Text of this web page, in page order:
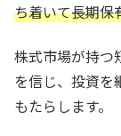
ち着いて長期保
株式市場が持つ
を信じ、投資を
もたらします。